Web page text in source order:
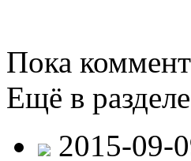
Пока
Ещё в разделе
2015-09-